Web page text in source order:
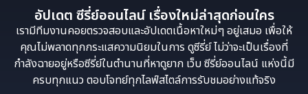
อัปเดต ซีรี่ย์ออนไลน์ เรื่องใหม่ล่าสุดก่อนใคร
เรามีทีมงานคอยตรวจสอบและอัปเดตเนื้อหาใหม่ๆ อยู่เสมอ เพื่อให้
คุณไม่พลาดทุกกระแสความนิยมในการ ดูซีรี่ย์ ไม่ว่าจะเป็นเรื่องที่
กำลังฉายอยู่หรือซีรี่ย์ในตำนานที่หาดูยาก เว็บ ซีรี่ย์ออนไลน์ แห่งนี้มี
ครบทุกแนว ตอบโจทย์ทุกไลฟ์สไตล์การรับชมอย่างแท้จริง